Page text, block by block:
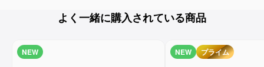
よく一緒に購入されている商品
NEW NEW プライム